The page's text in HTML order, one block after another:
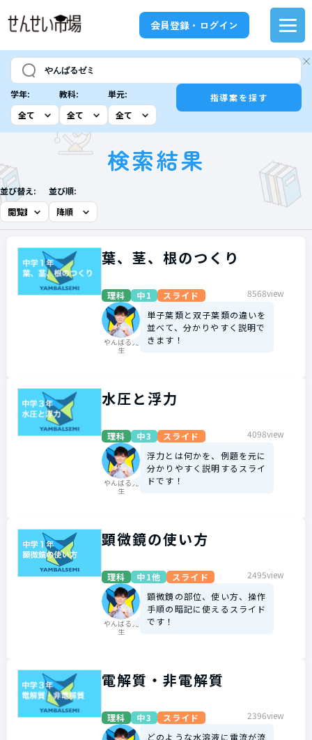
会員登録・ログイン
学年: 教科: 単元: 指導案を探す
検索結果
並び替え: 並び順:
葉、茎、根のつくり
理科 中1 スライド 8568view
やんばる先
生
単子葉類と双子葉類の違いを
並べて、分かりやすく説明で
きます！
水圧と浮力
理科 中3 スライド 4098view
やんばる先
生
浮力とは何かを、例題を元に
分かりやすく説明するスライ
ドです！
顕微鏡の使い方
理科 中1他 スライド 2495view
やんばる先
生
顕微鏡の部位、使い方、操作
手順の暗記に使えるスライド
です！
電解質・非電解質
理科 中3 スライド 2396view
どのような水溶液に電流が流